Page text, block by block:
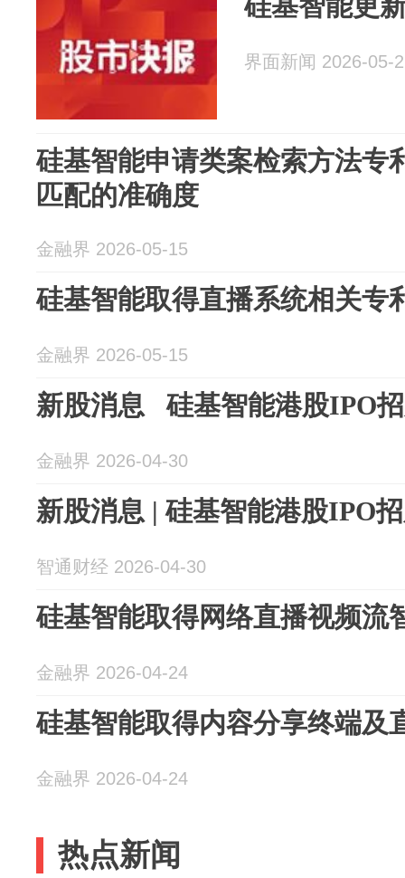
界面新闻 2026-05-
硅基智能申请类案检索方法专
匹配的准确度
金融界 2026-05-15
硅基智能取得直播系统相关专
金融界 2026-05-15
新股消息 硅基智能港股IPO
金融界 2026-04-30
新股消息 | 硅基智能港股IPO
智通财经 2026-04-30
硅基智能取得网络直播视频流
金融界 2026-04-24
硅基智能取得内容分享终端及
金融界 2026-04-24
热点新闻